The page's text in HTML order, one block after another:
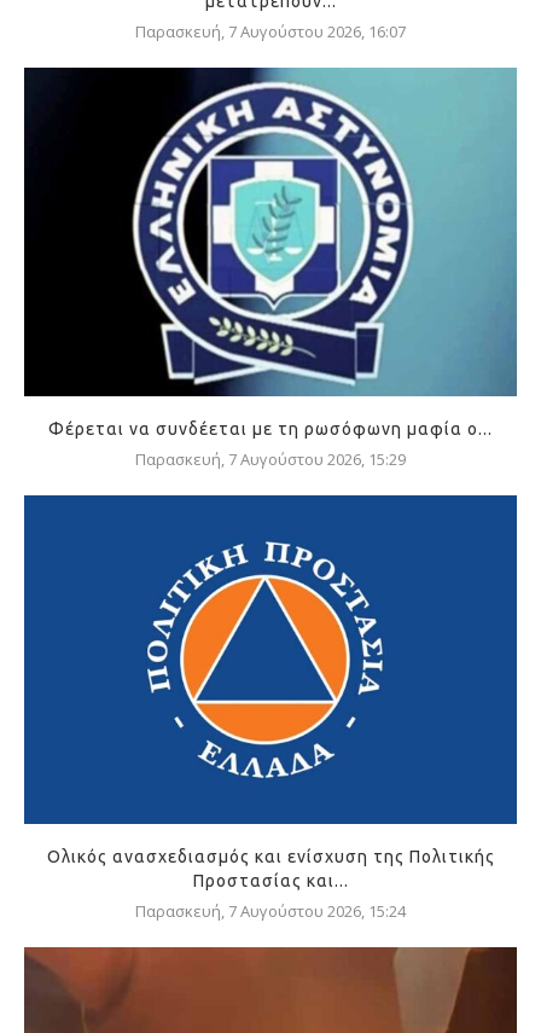
Παρασκευή, 7 Αυγούστου 2026, 16:07
Φέρεται να συνδέεται με τη ρωσόφωνη μαφία ο...
Παρασκευή, 7 Αυγούστου 2026, 15:29
Ολικός ανασχεδιασμός και ενίσχυση της Πολιτικής
Προστασίας και...
Παρασκευή, 7 Αυγούστου 2026, 15:24